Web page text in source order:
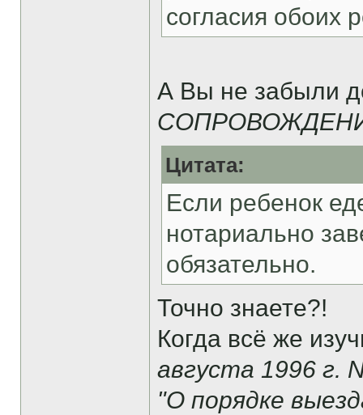
согласия обоих
А Вы не забыли
Цитата:
Если ребенок
нотариально
обязательно.
Точно знаете?!
Когда всё же
августа 1996 г.
"О порядке